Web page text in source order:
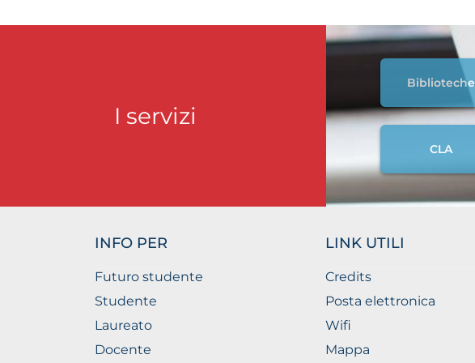
I servizi
Biblioteche
CLA
INFO PER
Futuro studente
Studente
Laureato
Docente
LINK UTILI
Credits
Posta elettronica
Wifi
Mappa